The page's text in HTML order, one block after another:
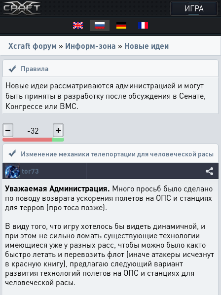
ИГРА
Xcraft форум » Информ-зона » Новые идеи
Правила
Новые идеи рассматриваются администрацией и могут
быть приняты в разработку после обсуждения в Сенате,
Конгрессе или ВМС.
-32
Изменение механики телепортации для человеческой расы
tor73
Уважаемая Администрация. Много просьб было сделано
по поводу возврата ускорения полетов на ОПС и станциях
для терров (про тоса позже).
В виду того, что игру хотелось бы видеть динамичной, и
при этом не сильно ломать существующие технологии
имеющиеся уже у разных расс, чтобы можно было както
быстро летать и перевозить флот (иначе атакеры исчезнут
в красную книгу), предлагаю следующий вариант
развития технологий полетов на ОПС и станциях для
человеческой расы.